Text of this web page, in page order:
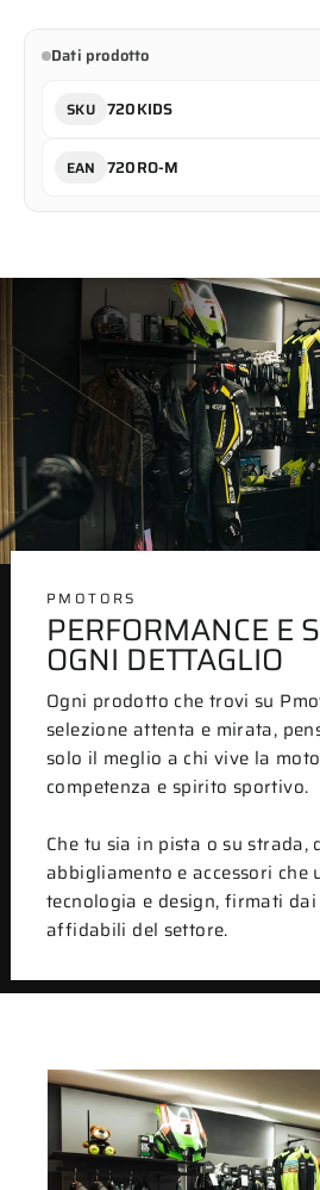
Facebook
Dati prodotto
SKU 720KIDS
EAN 720RO-M
PMOTORS
PERFORMANCE E
OGNI DETTAGLIO
Ogni prodotto che trovi su
selezione attenta e mirata,
solo il meglio a chi vive la
competenza e spirito sportivo.
Che tu sia in pista o su strada,
abbigliamento e accessori che
tecnologia e design, firmati
affidabili del settore.